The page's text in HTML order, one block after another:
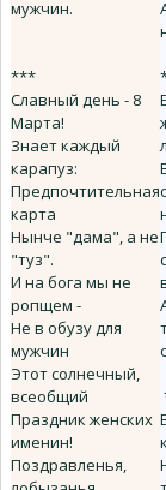
мужчин.
***
Славный день - 8
Марта!
Знает каждый
карапуз:
Предпочтительная
карта
Нынче "дама", а не
"туз".
И на бога мы не
ропщем -
Не в обузу для
мужчин
Этот солнечный,
всеобщий
Праздник женских
именин!
Поздравленья,